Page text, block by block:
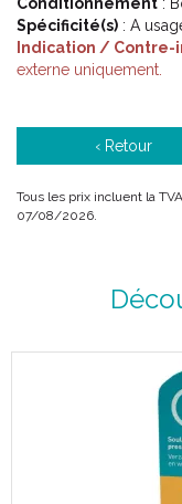
Spécificité(s) : A
Indication / Contre-
externe uniquement.
‹ Retour
Tous les prix incluent la
07/08/2026.